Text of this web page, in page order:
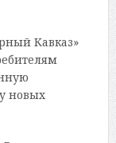
Кавказ»
новых